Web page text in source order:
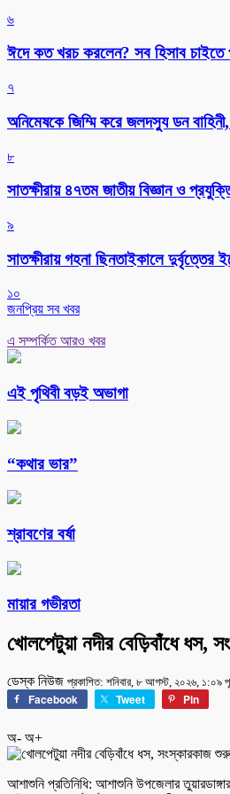
৬
ঈদে কত খরচ করলেন? সব হিসাব চাইতে
৭
অনিমেষকে জিম্মি করে জলদস্যু ডন
৮
সাতক্ষীরায় ৪৭তম জাতীয় বিজ্ঞান ও
৯
সাতক্ষীরায় গহনা ছিনতাইকালে দুর্বৃত্তের
১০
জনপ্রিয় সব খবর
এ সম্পর্কিত আরও খবর
এই পৃথিবী বড়ই অভাগা
“কথার ভার”
শ্রাবণের বর্ষা
মায়ার গভীরতা
খোলপেটুয়া নদীর বেড়িবাঁধে ধস,
ডেস্ক নিউজ প্রকাশিত: শনিবার, ৮ আগস্ট, ২০২৬, ১:০৯
Facebook Tweet Pin
অ- অ+
আশাশুনি প্রতিনিধি: আশাশুনি উপজেলার